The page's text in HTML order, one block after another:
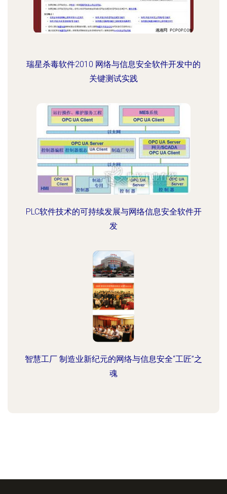
瑞星杀毒软件2010 网络与信息安全软件开发中的
关键测试实践
PLC软件技术的可持续发展与网络信息安全软件开
发
智慧工厂 制造业新纪元的网络与信息安全“工匠”之
魂